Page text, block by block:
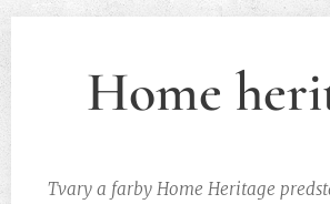
Home
Tvary a farby Home Heritage